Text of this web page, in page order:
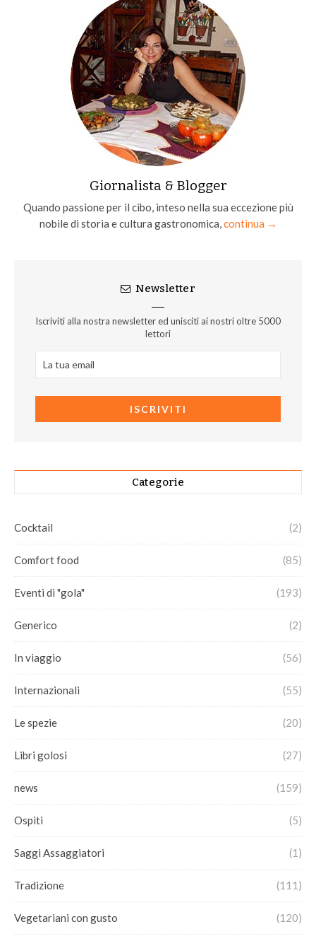
Giornalista & Blogger
Quando passione per il cibo, inteso nella sua eccezione più
nobile di storia e cultura gastronomica,continua →
Newsletter
Iscriviti alla nostra newsletter ed unisciti ai nostri oltre 5000
lettori
Categorie
Cocktail (2)
Comfort food (85)
Eventi di "gola" (193)
Generico (2)
In viaggio (56)
Internazionali (55)
Le spezie (20)
Libri golosi (27)
news (159)
Ospiti (5)
Saggi Assaggiatori (1)
Tradizione (111)
Vegetariani con gusto (120)